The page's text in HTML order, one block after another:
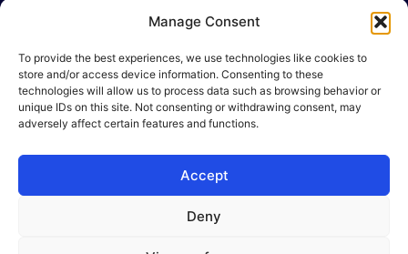
Manage Consent
To provide the best experiences, we use technologies like cookies to
store and/or access device information. Consenting to these
technologies will allow us to process data such as browsing behavior or
unique IDs on this site. Not consenting or withdrawing consent, may
adversely affect certain features and functions.
Accept
Deny
Over
Algemene voorwaarden
Cookie beleid
Ik wil adverteren